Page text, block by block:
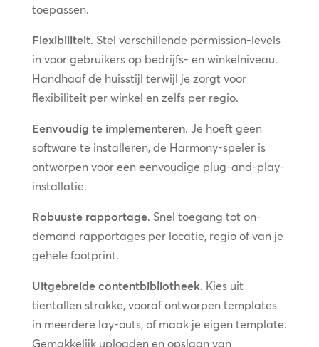
toepassen.
Flexibiliteit. Stel verschillende permission-levels
in voor gebruikers op bedrijfs- en winkelniveau.
Handhaaf de huisstijl terwijl je zorgt voor
flexibiliteit per winkel en zelfs per regio.
Eenvoudig te implementeren. Je hoeft geen
software te installeren, de Harmony-speler is
ontworpen voor een eenvoudige plug-and-play-
installatie.
Robuuste rapportage. Snel toegang tot on-
demand rapportages per locatie, regio of van je
gehele footprint.
Uitgebreide contentbibliotheek. Kies uit
tientallen strakke, vooraf ontworpen templates
in meerdere lay-outs, of maak je eigen template.
Gemakkelijk uploaden en opslaan van